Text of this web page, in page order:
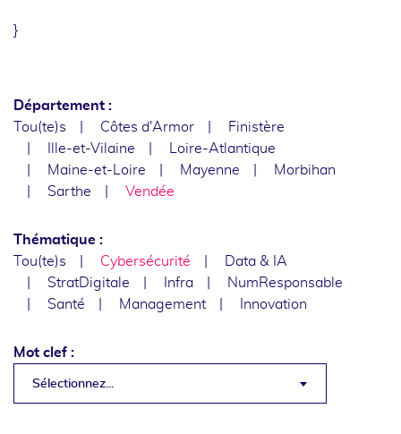
}
Département :
Tou(te)s
Côtes d'Armor
Finistère
Ille-et-Vilaine
Loire-Atlantique
Maine-et-Loire
Mayenne
Morbihan
Sarthe
Vendée
Thématique :
Tou(te)s
Cybersécurité
Data & IA
StratDigitale
Infra
NumResponsable
Santé
Management Innovation
Mot clef :
Sélectionnez...